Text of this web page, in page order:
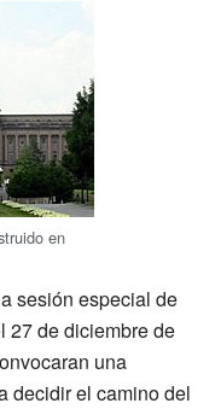
en
sesión especial de
27 de diciembre de
una
decidir el camino del